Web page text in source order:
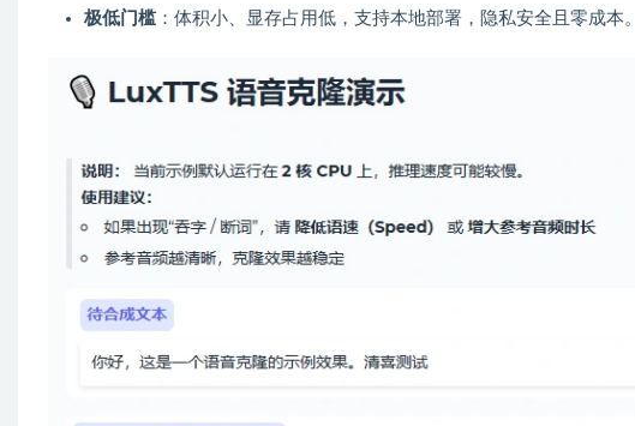
极低门槛：体积小、显存占用低，支持本地部署，隐私安全且零成本。